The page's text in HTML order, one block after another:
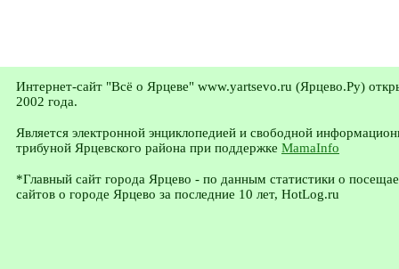
Интернет-сайт "Всё о Ярцеве" www.yartsevo.ru (Ярцево.Ру)
2002 года.
Является электронной энциклопедией и свободной
трибуной Ярцевского района при поддержке MamaInfo
*Главный сайт города Ярцево - по данным статистики о
сайтов о городе Ярцево за последние 10 лет, HotLog.ru